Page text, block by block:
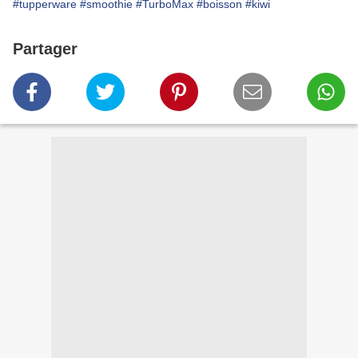
#tupperware #smoothie #TurboMax #boisson #kiwi
Partager